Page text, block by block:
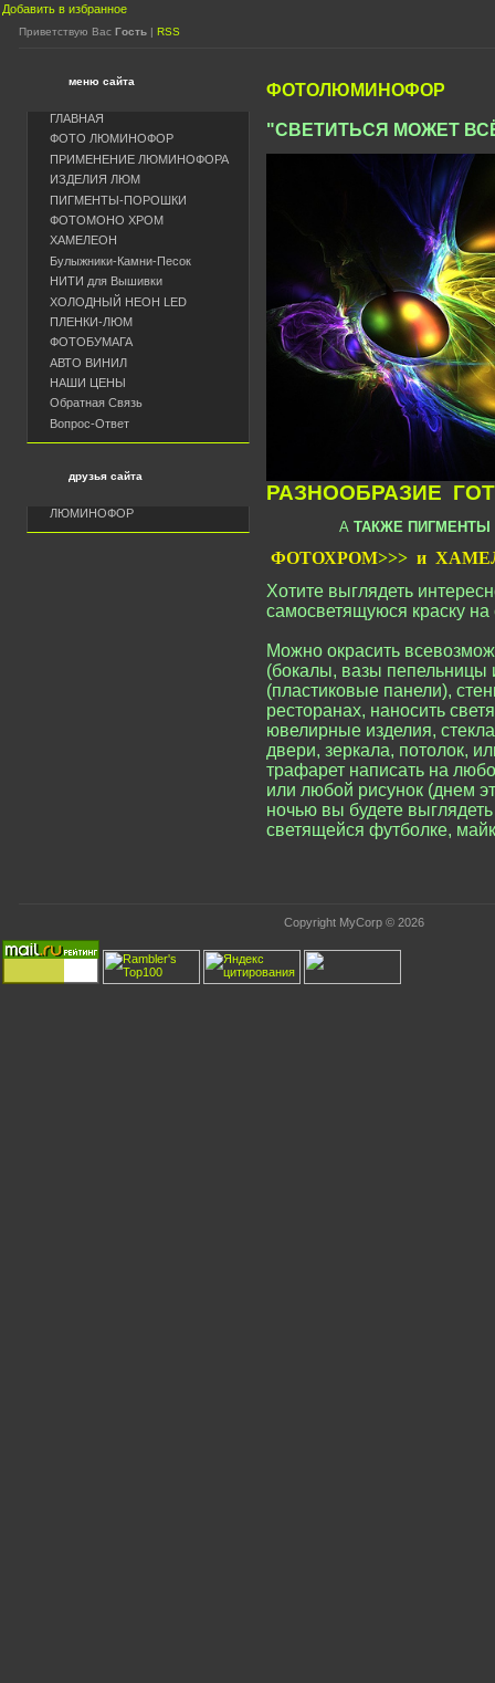
Добавить в избранное
Приветствую Вас Гость | RSS
меню сайта
ГЛАВНАЯ
ФОТО ЛЮМИНОФОР
ПРИМЕНЕНИЕ ЛЮМИНОФОРА
ИЗДЕЛИЯ ЛЮМ
ПИГМЕНТЫ-ПОРОШКИ
ФОТОМОНО ХРОМ
ХАМЕЛЕОН
Булыжники-Камни-Песок
НИТИ для Вышивки
ХОЛОДНЫЙ НЕОН LED
ПЛЕНКИ-ЛЮМ
ФОТОБУМАГА
АВТО ВИНИЛ
НАШИ ЦЕНЫ
Обратная Связь
Вопрос-Ответ
друзья сайта
ЛЮМИНОФОР
ФОТОЛЮМИНОФОР
"СВЕТИТЬСЯ МОЖЕТ
РАЗНООБРАЗИЕ
А ТАКЖЕ ПИГМЕНТЫ
ФОТОХРОМ>>> и
Хотите выглядеть
самосветящуюся краску на
Можно окрасить
(бокалы, вазы пепельницы
(пластиковые панели),
ресторанах, наносить
ювелирные изделия,
двери, зеркала, потолок,
трафарет написать на
или любой рисунок (днем
ночью вы будете
светящейся футболке,
Copyright MyCorp © 2026